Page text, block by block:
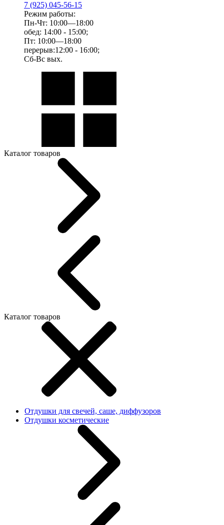
7 (925) 045-56-15
Режим работы:
Пн-Чт: 10:00—18:00
обед: 14:00 - 15:00;
Пт: 10:00—18:00
перерыв:12:00 - 16:00;
Сб-Вс вых.
Каталог товаров
Каталог товаров
Отдушки для свечей, саше, диффузоров
Отдушки косметические